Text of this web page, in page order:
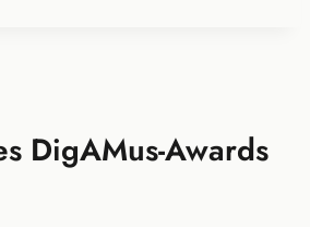
DigAMus-Awards